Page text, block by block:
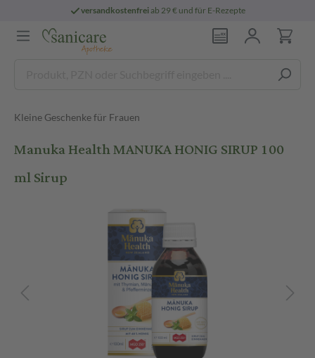
versandkostenfreiab 29 € und für E-Rezepte
Kleine Geschenke für Frauen
Manuka Health MANUKA HONIG SIRUP 100
ml Sirup